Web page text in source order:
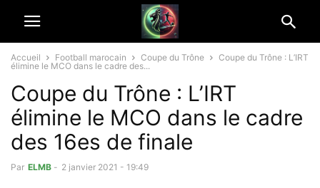
Accueil Football marocain Coupe du Trône
Coupe du Trône : L’IRT
élimine le MCO dans le cadre des...
Coupe du Trône : L’IRT
élimine le MCO dans le cadre
des 16es de finale
Par ELMB - 2 janvier 2021 - 19:49